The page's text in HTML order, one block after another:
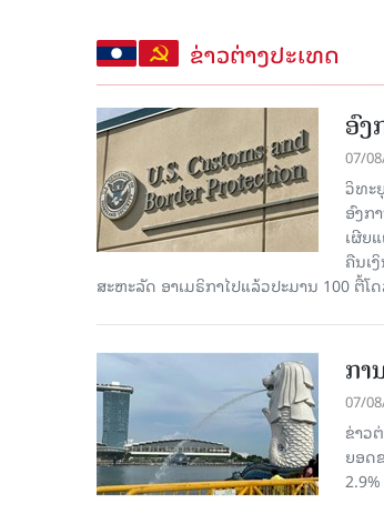
ຂ່າວຕ່າງປະເທດ
ອົງ
07/
ວິທະ
ອົງກ
ເຜີຍ
ຄືນເ
ສະຫະລັດ ອາເມຣິກາໄປແລ້ວປະມານ 100 ຕື້ໂ
ກາ
07/
ຂ່າວ
ຍອດ